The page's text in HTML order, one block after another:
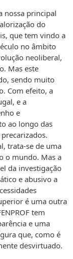
nossa principal
do
que tem vindo a
no âmbito
neoliberal,
Mas este
sendo muito
Com efeito, a
e a
e
ao longo das
trata-se de uma
o mundo. Mas a
da investigação
e abusivo a
é uma outra
tem
e uma
que, como é
desvirtuado.